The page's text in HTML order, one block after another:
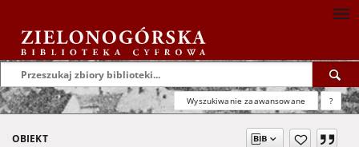
Wyszukiwanie zaawansowane ?
OBIEKT